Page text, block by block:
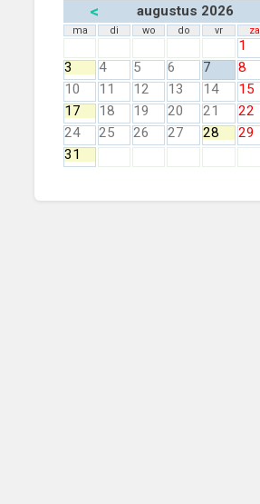
< augustus 2026
ma di wo do vr za
1
3
4 5 6 7 8
10
11 12 13 14 15
17
18 19 20 21 22
24
25 26 27 28 29
31